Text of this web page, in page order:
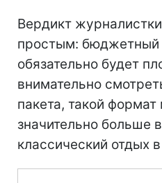
Вердикт
простым: бюджетный
обязательно будет
внимательно
пакета, такой
значительно больше
классический отдых